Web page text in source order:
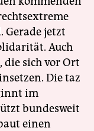
Gerade jetzt
Auch
die sich vor Ort
Die taz
im
bundesweit
einen